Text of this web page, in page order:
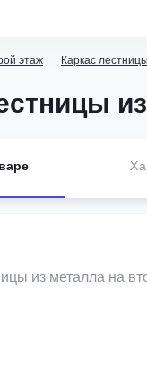
этаж Каркас